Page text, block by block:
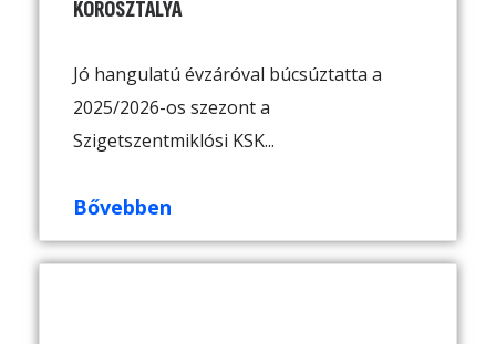
KOROSZTÁLYA
Jó hangulatú évzáróval búcsúztatta a
2025/2026-os szezont a
Szigetszentmiklósi KSK...
Bővebben